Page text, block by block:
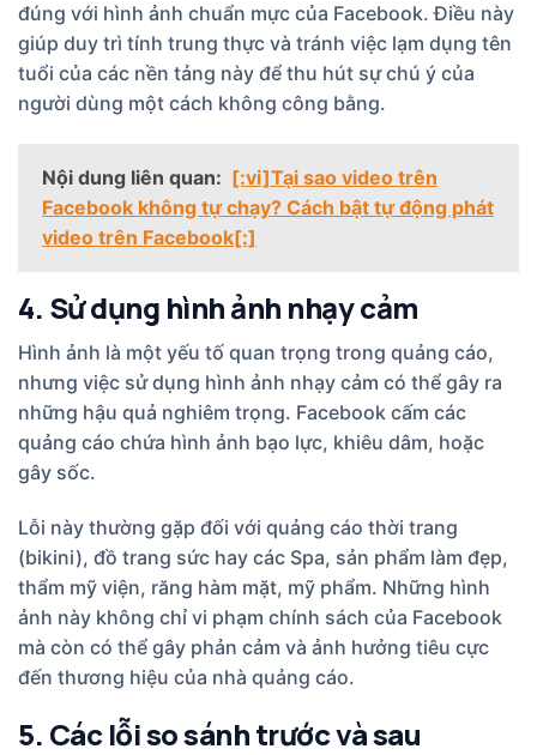
đúng với hình ảnh chuẩn mực của Facebook. Điều này
giúp duy trì tính trung thực và tránh việc lạm dụng tên
tuổi của các nền tảng này để thu hút sự chú ý của
người dùng một cách không công bằng.
Nội dung liên quan: [:vi]Tại sao video trên
Facebook không tự chạy? Cách bật tự động phát
video trên Facebook[:]
4. Sử dụng hình ảnh nhạy cảm
Hình ảnh là một yếu tố quan trọng trong quảng cáo,
nhưng việc sử dụng hình ảnh nhạy cảm có thể gây ra
những hậu quả nghiêm trọng. Facebook cấm các
quảng cáo chứa hình ảnh bạo lực, khiêu dâm, hoặc
gây sốc.
Lỗi này thường gặp đối với quảng cáo thời trang
(bikini), đồ trang sức hay các Spa, sản phẩm làm đẹp,
thẩm mỹ viện, răng hàm mặt, mỹ phẩm. Những hình
ảnh này không chỉ vi phạm chính sách của Facebook
mà còn có thể gây phản cảm và ảnh hưởng tiêu cực
đến thương hiệu của nhà quảng cáo.
5. Các lỗi so sánh trước và sau